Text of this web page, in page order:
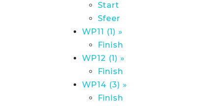
Start
Sfeer
WP11 (1) »
Finish
WP12 (1) »
Finish
WP14 (3) »
Finish